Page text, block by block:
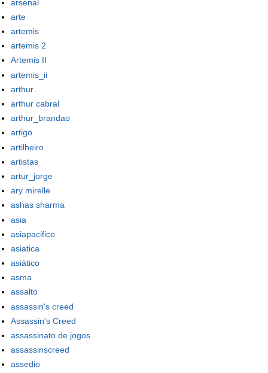
arsenal
arte
artemis
artemis 2
Artemis II
artemis_ii
arthur
arthur cabral
arthur_brandao
artigo
artilheiro
artistas
artur_jorge
ary mirelle
ashas sharma
asia
asiapacifico
asiatica
asiático
asma
assalto
assassin's creed
Assassin's Creed
assassinato de jogos
assassinscreed
assedio